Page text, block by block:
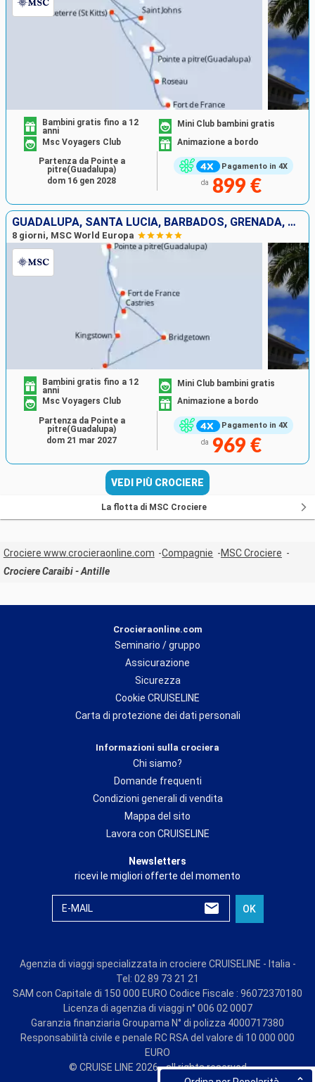
Pagamento in 4X
Bambini gratis fino a 12
anni
Mini Club bambini gratis
Msc Voyagers Club
Animazione a bordo
da 899 €
Partenza da Pointe a
pitre(Guadalupa)
dom 16 gen 2028
GUADALUPA, SANTA LUCIA, BARBADOS, GRENADA, SAINT-VINCENT E LE GRENADINE, MARTINICA
8 giorni, MSC World Europa
Pagamento in 4X
Bambini gratis fino a 12
anni
Mini Club bambini gratis
Msc Voyagers Club
Animazione a bordo
da 969 €
Partenza da Pointe a
pitre(Guadalupa)
dom 21 mar 2027
VEDI PIÙ CROCIERE
La flotta di MSC Crociere
Crociere www.crocieraonline.com Compagnie
MSC Crociere
Crociere Caraibi - Antille
Crocieraonline.com
Seminario / gruppo
Assicurazione
Sicurezza
Cookie CRUISELINE
Carta di protezione dei dati personali
Informazioni sulla crociera
Chi siamo?
Domande frequenti
Condizioni generali di vendita
Mappa del sito
Lavora con CRUISELINE
Newsletters
ricevi le migliori offerte del momento
E-MAIL OK
Agenzia di viaggi specializzata in crociere CRUISELINE - Italia -
Tel: 02 89 73 21 21
SAM con Capitale di 150 000 EURO Codice Fiscale : 96072370180
Licenza di agenzia di viaggi n° 006 02 0007
Garanzia finanziaria Groupama N° di polizza 4000717380
Responsabilità civile e penale RC RSA del valore di 10 000 000
EURO
© CRUISE LINE 2026 - all rights reserved